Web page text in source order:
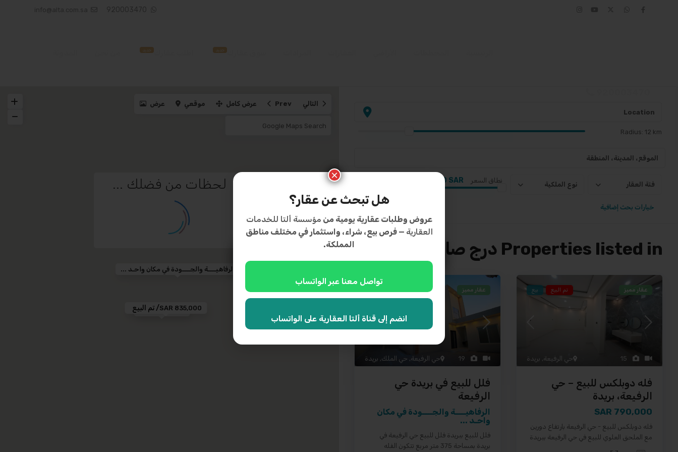
جديد جديد
790,000 SAR
الرفاهيــــة والجــــودة في مكان واحـد ...
835,000 SAR / تم البيع
لحظات من فضلك ...
عرض موقعي عرض كامل Prev التالي
Radius: 12 km
فئة العقار نوع الملكية
نطاق السعر 0 SAR to 1,500,000 SAR
خيارات بحث إضافية
Properties listed in درج صالة
حي الرفيعة, بريدة
عقار مميز بيع تم البيع
فله دوبلكس للبيع – حي
الرفيعة، بريدة
790,000 SAR
فله دوبلكس للبيع - حي الرفيعة بارتفاع دورين
مع الملحق العلوي للبيع في حي الرفيعة ببريدة
حي الرفيعة, حي الملك, بريدة
عقار مميز
فلل للبيع في بريدة حي
الرفيعة
الرفاهيــــة والجــــودة في مكان
واحـد ...
فلل للبيع ببريدة فلل للبيع حي الرفيعة في
بريدة بمساحة 375 متر مربع تتكون الفله
هل تبحث عن عقار؟
عروض وطلبات عقارية يومية من مؤسسة ألتا للخدمات
العقارية — فرص بيع، شراء، واستثمار في مختلف مناطق
المملكة.
تواصل معنا عبر الواتساب
انضم إلى قناة ألتا العقارية على الواتساب
×